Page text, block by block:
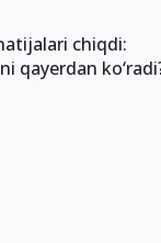
chiqdi:
qayerdan